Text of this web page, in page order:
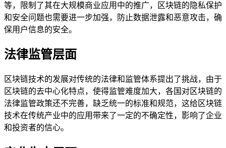
等，限制了其在大规模商业应用中的推广，区块链的隐私保护
和安全问题也需要进一步加强，防止数据泄露和恶意攻击，确
保用户信息的安全。
法律监管层面
区块链技术的发展对传统的法律和监管体系提出了挑战，由于
区块链的去中心化特点，使得监管难度加大，各国对区块链的
法律监管政策还不完善，缺乏统一的标准和规范，这给区块链
技术在传统产业中的应用带来了一定的不确定性，影响了企业
和投资者的信心。